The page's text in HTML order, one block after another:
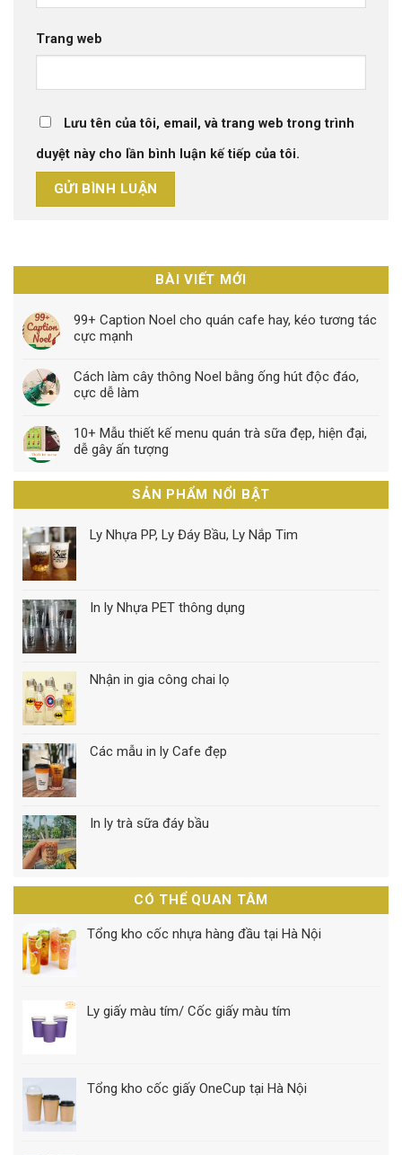
Trang web
Lưu tên của tôi, email, và trang web trong trình
duyệt này cho lần bình luận kế tiếp của tôi.
BÀI VIẾT MỚI
99+ Caption Noel cho quán cafe hay, kéo tương tác
cực mạnh
Cách làm cây thông Noel bằng ống hút độc đáo,
cực dễ làm
10+ Mẫu thiết kế menu quán trà sữa đẹp, hiện đại,
dễ gây ấn tượng
SẢN PHẨM NỔI BẬT
Ly Nhựa PP, Ly Đáy Bầu, Ly Nắp Tim
In ly Nhựa PET thông dụng
Nhận in gia công chai lọ
Các mẫu in ly Cafe đẹp
In ly trà sữa đáy bầu
CÓ THỂ QUAN TÂM
Tổng kho cốc nhựa hàng đầu tại Hà Nội
Ly giấy màu tím/ Cốc giấy màu tím
Tổng kho cốc giấy OneCup tại Hà Nội